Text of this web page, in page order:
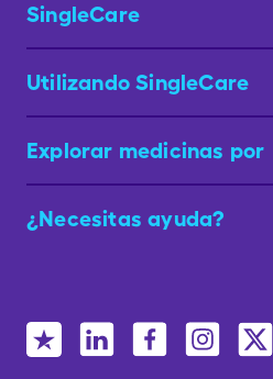
SingleCare
Utilizando SingleCare
Explorar medicinas por
¿Necesitas ayuda?